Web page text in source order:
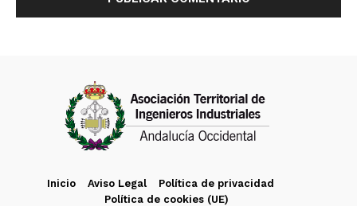
Inicio Aviso Legal
Política de privacidad
Política de cookies (UE)